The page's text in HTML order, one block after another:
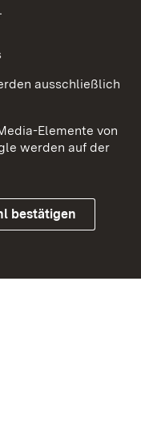
.
ausschließlich
Elemente von
werden auf der
bestätigen